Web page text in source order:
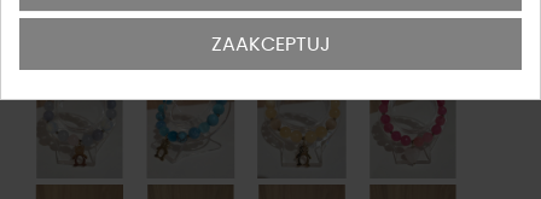
ZAAKCEPTUJ